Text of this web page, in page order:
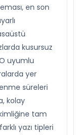
en son
kusursuz
uyumlu
yer
süreleri
kolay
kimliğine tam
yazı tipleri